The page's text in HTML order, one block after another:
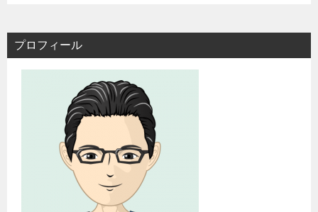
プロフィール